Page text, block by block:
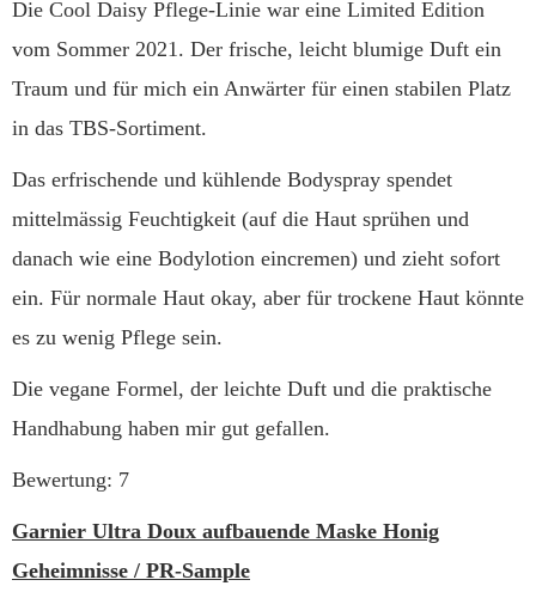
Die Cool Daisy Pflege-Linie war eine Limited Edition
vom Sommer 2021. Der frische, leicht blumige Duft ein
Traum und für mich ein Anwärter für einen stabilen Platz
in das TBS-Sortiment.
Das erfrischende und kühlende Bodyspray spendet
mittelmässig Feuchtigkeit (auf die Haut sprühen und
danach wie eine Bodylotion eincremen) und zieht sofort
ein. Für normale Haut okay, aber für trockene Haut könnte
es zu wenig Pflege sein.
Die vegane Formel, der leichte Duft und die praktische
Handhabung haben mir gut gefallen.
Bewertung: 7
Garnier Ultra Doux aufbauende Maske Honig
Geheimnisse / PR-Sample